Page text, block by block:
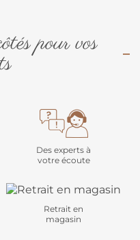
pour vos
Des experts à
votre écoute
Retrait en
magasin